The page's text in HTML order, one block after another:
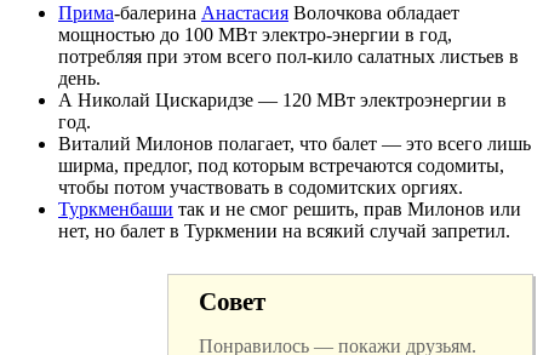
Прима-балерина Анастасия Волочкова обладает
мощностью до 100 МВт электро-энергии в год,
потребляя при этом всего пол-кило салатных листьев в
день.
А Николай Цискаридзе — 120 МВт электроэнергии в
год.
Виталий Милонов полагает, что балет — это всего лишь
ширма, предлог, под которым встречаются содомиты,
чтобы потом участвовать в содомитских оргиях.
Туркменбаши так и не смог решить, прав Милонов или
нет, но балет в Туркмении на всякий случай запретил.
Совет
Понравилось — покажи друзьям.